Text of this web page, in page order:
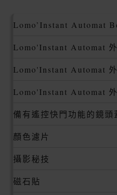
Lomo’Instant Automat
Lomo'Instant Automat
Lomo'Instant Automat
Lomo'Instant Automat
備有遙控快門功能的鏡頭
顏色濾片
攝影秘技
磁石貼